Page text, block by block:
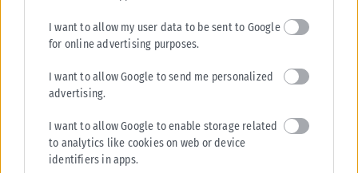
I want to allow my user data to be sent to Google
for online advertising purposes.
I want to allow Google to send me personalized
advertising.
I want to allow Google to enable storage related
to analytics like cookies on web or device
identifiers in apps.